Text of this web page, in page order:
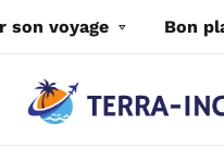
son voyage Bon